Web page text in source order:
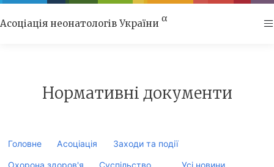
Асоціація неонатологів України α
Нормативні документи
Головне Асоціація Заходи та події
Охорона здоров'я Суспільство Усі новини